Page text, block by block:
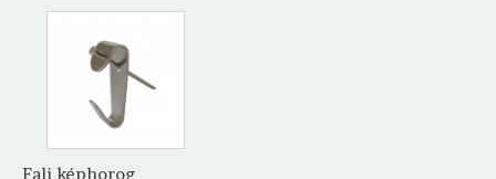
Fali képhorog